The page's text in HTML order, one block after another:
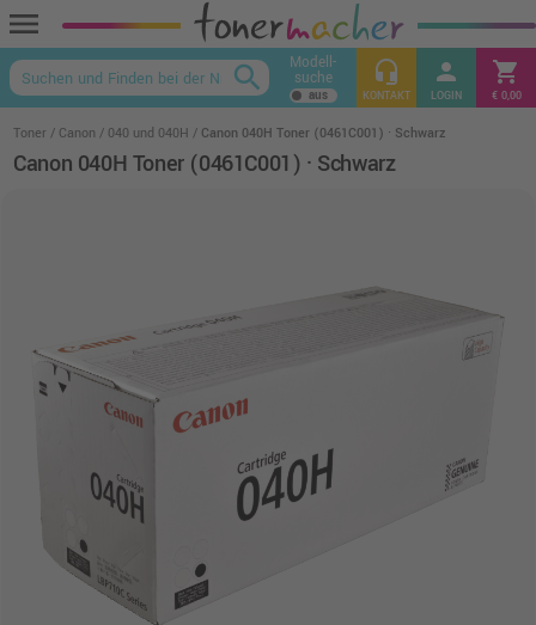
menu
keyboard_arrow_up
search Modell-
suche headset_mic
KONTAKT
person
LOGIN
shopping_cart
€ 0,00
Toner Canon 040 und 040H Canon 040H Toner (0461C001) · Schwarz
Canon 040H Toner (0461C001) · Schwarz